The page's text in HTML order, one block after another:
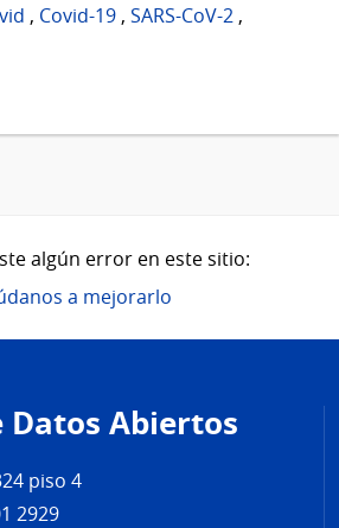
, Covid-19 , SARS-CoV-2 ,
algún error en este sitio:
a mejorarlo
Datos Abiertos
piso 4
2929